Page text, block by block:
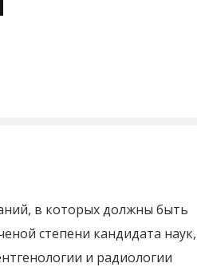
в которых должны быть
степени кандидата наук,
и радиологии